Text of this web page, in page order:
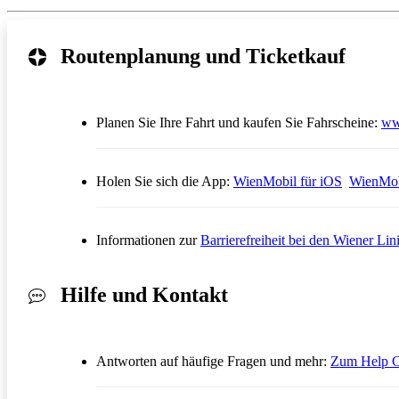
Routenplanung und Ticketkauf
Planen Sie Ihre Fahrt und kaufen Sie Fahrscheine:
Holen Sie sich die App: WienMobil für iOS Öffnet in
Informationen zurBarrierefreiheit bei den Wiener
Hilfe und Kontakt
Antworten auf häufige Fragen und mehr: Zum Help